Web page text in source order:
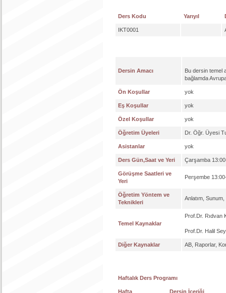
Ders Kodu Yarıyıl
IKT0001
Dersin Amacı
Bu dersin temel
bağlamda
Ön Koşullar yok
Eş Koşullar yok
Özel Koşullar yok
Öğretim Üyeleri Dr. Öğr. Üyesi
Asistanlar yok
Ders Gün,Saat ve Yeri Çarşamba
Görüşme Saatleri ve
Yeri
Perşembe
Öğretim Yöntem ve
Teknikleri
Anlatım,
Temel Kaynaklar
Prof.Dr. Rıdvan
Prof.Dr. Halil
Diğer Kaynaklar AB, Raporlar,
Haftalık Ders Programı
Hafta Dersin İçeriği